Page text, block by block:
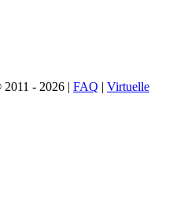
- 2026 | FAQ | Virtuelle